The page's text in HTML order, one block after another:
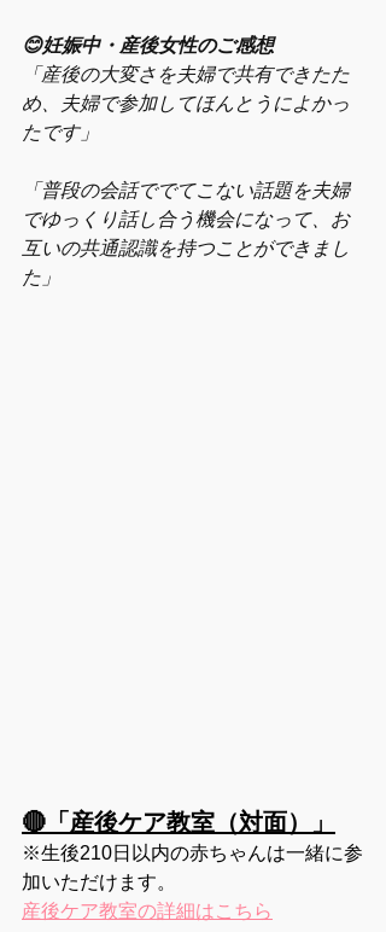
😊妊娠中・産後女性のご感想
「 産後の大変さを夫婦で共有できたた
め、夫婦で参加してほんとうによかっ
たです」
「 普段の会話ででてこない話題を夫婦
でゆっくり話し合う機会になって、お
互いの共通認識を持つことができまし
た 」
🔴「産後ケア教室（対面）」
※生後210日以内の赤ちゃんは一緒に参
加いただけます。
産後ケア教室の詳細はこちら